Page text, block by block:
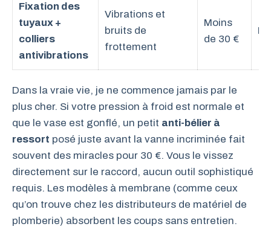
Fixation des
tuyaux +
colliers
antivibrations
Vibrations et
bruits de
frottement
Moins
de 30 €
Dans la vraie vie, je ne commence jamais par le
plus cher. Si votre pression à froid est normale et
que le vase est gonflé, un petit anti-bélier à
ressort posé juste avant la vanne incriminée fait
souvent des miracles pour 30 €. Vous le vissez
directement sur le raccord, aucun outil sophistiqué
requis. Les modèles à membrane (comme ceux
qu’on trouve chez les distributeurs de matériel de
plomberie) absorbent les coups sans entretien.